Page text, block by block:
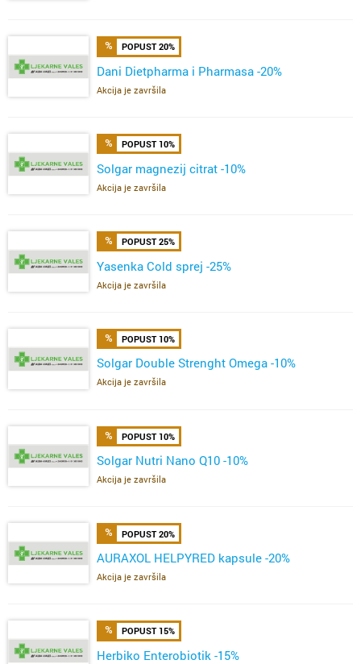
POPUST 20%
Dani Dietpharma i Pharmasa -20%
Akcija je završila
POPUST 10%
Solgar magnezij citrat -10%
Akcija je završila
POPUST 25%
Yasenka Cold sprej -25%
Akcija je završila
POPUST 10%
Solgar Double Strenght Omega -10%
Akcija je završila
POPUST 10%
Solgar Nutri Nano Q10 -10%
Akcija je završila
POPUST 20%
AURAXOL HELPYRED kapsule -20%
Akcija je završila
POPUST 15%
Herbiko Enterobiotik -15%